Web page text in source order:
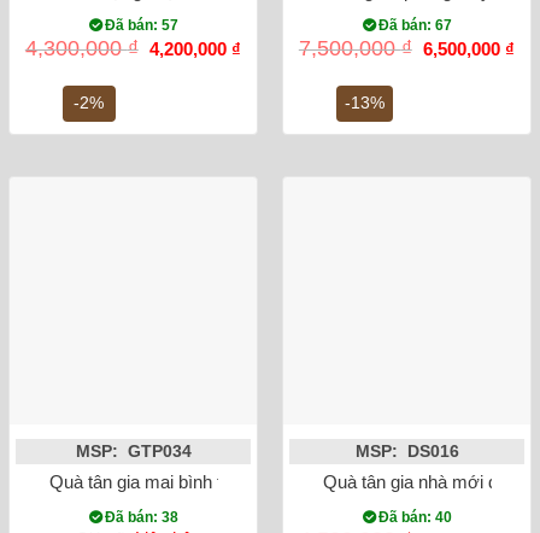
-2%
Đã bán: 57
4,300,000₫ Giá
gốc
4,200,000 ₫
4,200,000 ₫.
-13%
Đã bán: 67
7,500,000₫ Giá
gốc
6,500,000 ₫
MSP: GTP034
Quà tân gia mai bình tích lộc mã đáo thành công dát vàng
Đã bán: 38
MSP: DS016
Quà tân gia nhà mới đĩa
Đã bán: 40